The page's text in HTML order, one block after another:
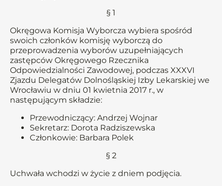
§ 1
Okręgowa Komisja Wyborcza wybiera spośród
swoich członków komisję wyborczą do
przeprowadzenia wyborów uzupełniających
zastępców Okręgowego Rzecznika
Odpowiedzialności Zawodowej, podczas XXXVI
Zjazdu Delegatów Dolnośląskiej Izby Lekarskiej we
Wrocławiu w dniu 01 kwietnia 2017 r., w
następującym składzie:
Przewodniczący: Andrzej Wojnar
Sekretarz: Dorota Radziszewska
Członkowie: Barbara Polek
§ 2
Uchwała wchodzi w życie z dniem podjęcia.